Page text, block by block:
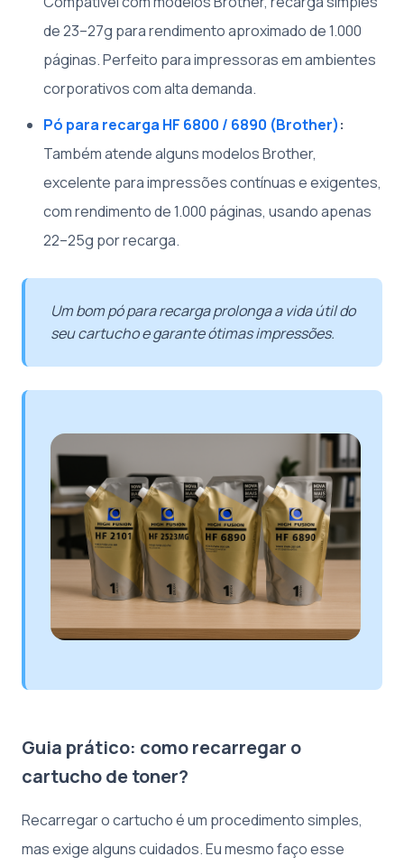
de 23–27g para rendimento aproximado de 1.000
páginas. Perfeito para impressoras em ambientes
corporativos com alta demanda.
Pó para recarga HF 6800 / 6890 (Brother):
Também atende alguns modelos Brother,
excelente para impressões contínuas e exigentes,
com rendimento de 1.000 páginas, usando apenas
22–25g por recarga.
Um bom pó para recarga prolonga a vida útil do
seu cartucho e garante ótimas impressões.
Guia prático: como recarregar o
cartucho de toner?
Recarregar o cartucho é um procedimento simples,
mas exige alguns cuidados. Eu mesmo faço esse